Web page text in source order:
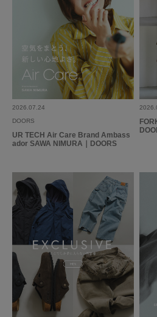
真
年代:40代 性別:男性 身長:
サイズ感 :小さい 使いやすさ :
素材感や使用した感じはよいです。
ただ思ったより短かった。伸びるから使用
2026.07.24
DOORS
UR TECH Air Care Brand Ambass
ador SAWA NIMURA｜DOORS